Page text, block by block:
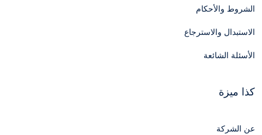
الشروط والأحكام
الاستبدال والاسترجاع
الأسئلة الشائعة
كذا ميزة
عن الشركة